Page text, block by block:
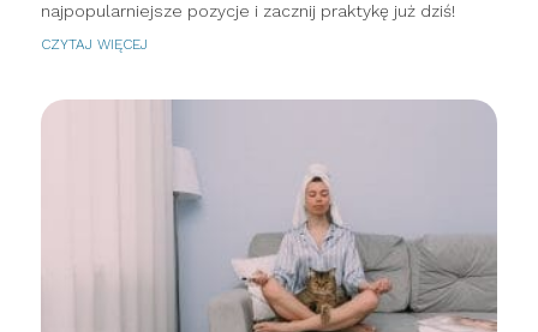
najpopularniejsze pozycje i zacznij praktykę już dziś!
CZYTAJ WIĘCEJ